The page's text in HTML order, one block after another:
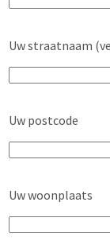
Uw straatnaam
Uw postcode
Uw woonplaats